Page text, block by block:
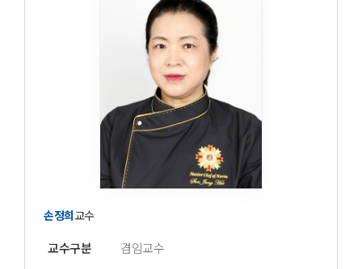
손정희교수
교수구분
겸임교수